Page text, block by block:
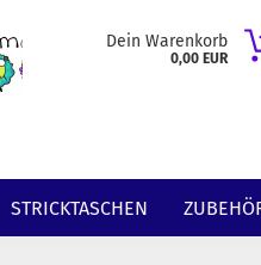
Dein Warenkorb
0,00 EUR
STRICKTASCHEN